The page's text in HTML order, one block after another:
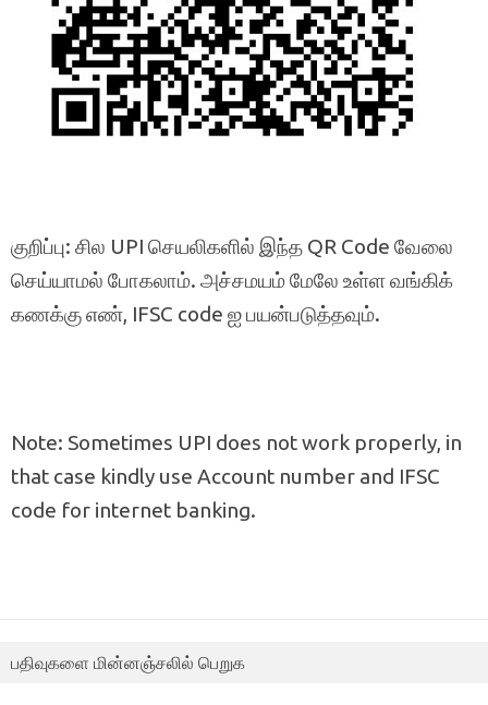
குறிப்பு: சில UPI செயலிகளில் இந்த QR Code வேலை
செய்யாமல் போகலாம். அச்சமயம் மேலே உள்ள வங்கிக்
கணக்கு எண், IFSC code ஐ பயன்படுத்தவும்.
Note: Sometimes UPI does not work properly, in
that case kindly use Account number and IFSC
code for internet banking.
பதிவுகளை மின்னஞ்சலில் பெறுக